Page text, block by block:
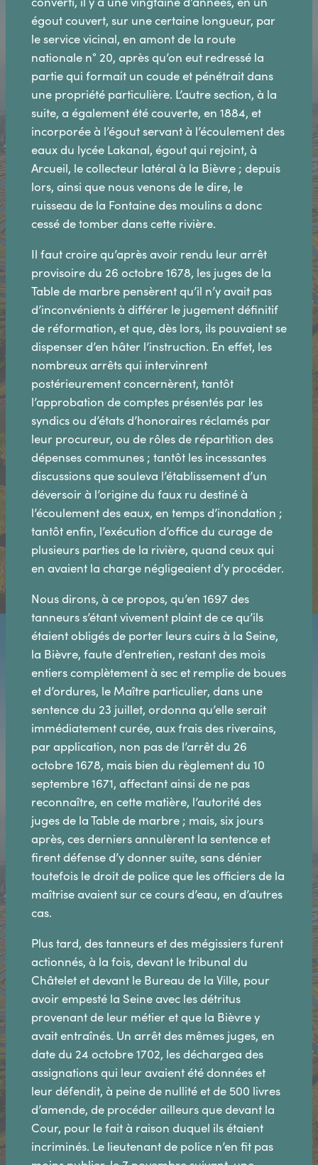
égout couvert, sur une certaine longueur, par
le service vicinal, en amont de la route
nationale n° 20, après qu’on eut redressé la
partie qui formait un coude et pénétrait dans
une propriété particulière. L’autre section, à la
suite, a également été couverte, en 1884, et
incorporée à l’égout servant à l’écoulement des
eaux du lycée Lakanal, égout qui rejoint, à
Arcueil, le collecteur latéral à la Bièvre ; depuis
lors, ainsi que nous venons de le dire, le
ruisseau de la Fontaine des moulins a donc
cessé de tomber dans cette rivière.
Il faut croire qu’après avoir rendu leur arrêt
provisoire du 26 octobre 1678, les juges de la
Table de marbre pensèrent qu’il n’y avait pas
d’inconvénients à différer le jugement définitif
de réformation, et que, dès lors, ils pouvaient se
dispenser d’en hâter l’instruction. En effet, les
nombreux arrêts qui intervinrent
postérieurement concernèrent, tantôt
l’approbation de comptes présentés par les
syndics ou d’états d’honoraires réclamés par
leur procureur, ou de rôles de répartition des
dépenses communes ; tantôt les incessantes
discussions que souleva l’établissement d’un
déversoir à l’origine du faux ru destiné à
l’écoulement des eaux, en temps d’inondation ;
tantôt enfin, l’exécution d’office du curage de
plusieurs parties de la rivière, quand ceux qui
en avaient la charge négligeaient d’y procéder.
Nous dirons, à ce propos, qu’en 1697 des
tanneurs s’étant vivement plaint de ce qu’ils
étaient obligés de porter leurs cuirs à la Seine,
la Bièvre, faute d’entretien, restant des mois
entiers complètement à sec et remplie de boues
et d’ordures, le Maître particulier, dans une
sentence du 23 juillet, ordonna qu’elle serait
immédiatement curée, aux frais des riverains,
par application, non pas de l’arrêt du 26
octobre 1678, mais bien du règlement du 10
septembre 1671, affectant ainsi de ne pas
reconnaître, en cette matière, l’autorité des
juges de la Table de marbre ; mais, six jours
après, ces derniers annulèrent la sentence et
firent défense d’y donner suite, sans dénier
toutefois le droit de police que les officiers de la
maîtrise avaient sur ce cours d’eau, en d’autres
cas.
Plus tard, des tanneurs et des mégissiers furent
actionnés, à la fois, devant le tribunal du
Châtelet et devant le Bureau de la Ville, pour
avoir empesté la Seine avec les détritus
provenant de leur métier et que la Bièvre y
avait entraînés. Un arrêt des mêmes juges, en
date du 24 octobre 1702, les déchargea des
assignations qui leur avaient été données et
leur défendit, à peine de nullité et de 500 livres
d’amende, de procéder ailleurs que devant la
Cour, pour le fait à raison duquel ils étaient
incriminés. Le lieutenant de police n’en fit pas